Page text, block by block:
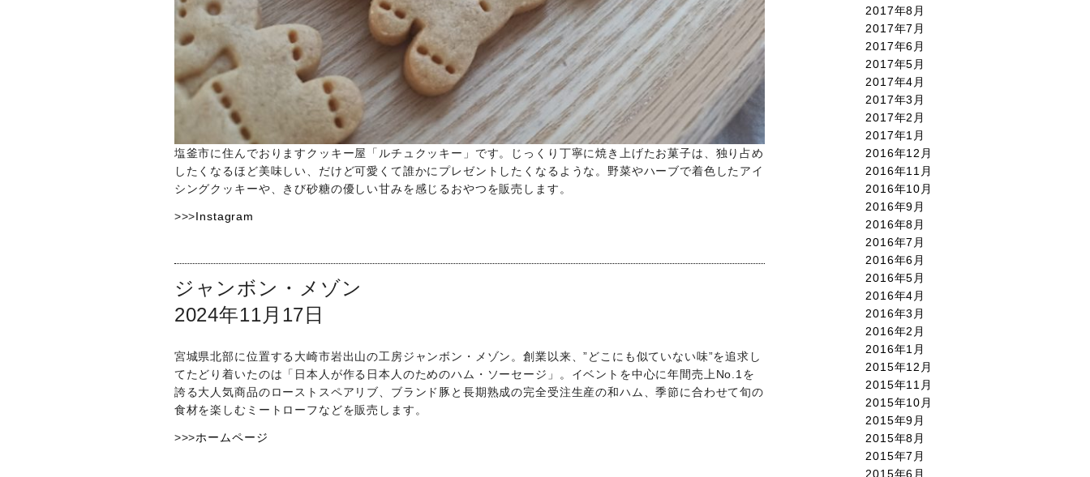
塩釜市に住んでおりますクッキー屋「ルチュクッキー」です。じっくり丁寧に焼き上げたお菓子は、独り占め
したくなるほど美味しい、だけど可愛くて誰かにプレゼントしたくなるような。野菜やハーブで着色したアイ
シングクッキーや、きび砂糖の優しい甘みを感じるおやつを販売します。
>>>Instagram
ジャンボン・メゾン
2024年11月17日
宮城県北部に位置する大崎市岩出山の工房ジャンボン・メゾン。創業以来、”どこにも似ていない味”を追求し
てたどり着いたのは「日本人が作る日本人のためのハム・ソーセージ」。イベントを中心に年間売上No.1を
誇る大人気商品のローストスペアリブ、ブランド豚と長期熟成の完全受注生産の和ハム、季節に合わせて旬の
食材を楽しむミートローフなどを販売します。
>>>ホームページ
2017年8月
2017年7月
2017年6月
2017年5月
2017年4月
2017年3月
2017年2月
2017年1月
2016年12月
2016年11月
2016年10月
2016年9月
2016年8月
2016年7月
2016年6月
2016年5月
2016年4月
2016年3月
2016年2月
2016年1月
2015年12月
2015年11月
2015年10月
2015年9月
2015年8月
2015年7月
2015年6月